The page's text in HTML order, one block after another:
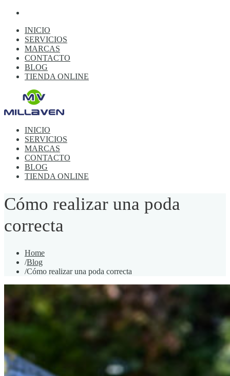
INICIO
SERVICIOS
MARCAS
CONTACTO
BLOG
TIENDA ONLINE
INICIO
SERVICIOS
MARCAS
CONTACTO
BLOG
TIENDA ONLINE
Cómo realizar una poda
correcta
Home
/Blog
/Cómo realizar una poda correcta